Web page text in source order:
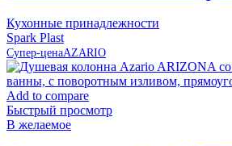
Кухонные принадлежности
Spark Plast
Супер-ценаAZARIO
Add to compare
Быстрый просмотр
В желаемое